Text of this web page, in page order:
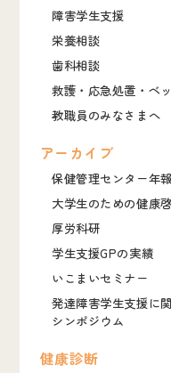
障害学生支援
栄養相談
歯科相談
救護・応急処置・ベ
教職員のみなさまへ
アーカイブ
保健管理センター年報
大学生のための健康
厚労科研
学生支援GPの実績
いこまいセミナー
発達障害学生支援に
シンポジウム
健康診断